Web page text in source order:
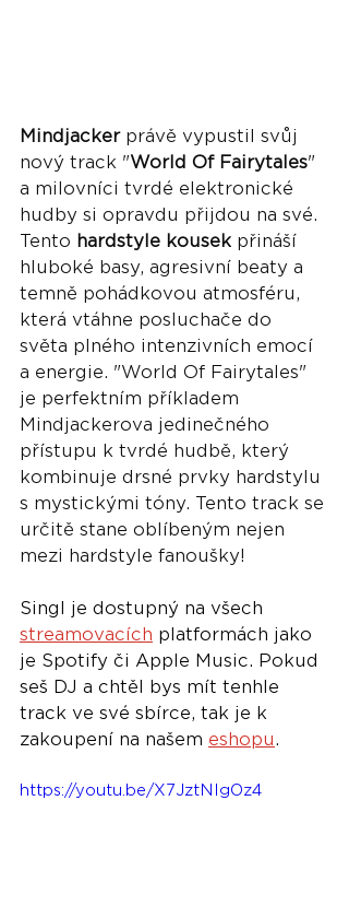
Mindjacker právě vypustil svůj
nový track "World Of Fairytales"
a milovníci tvrdé elektronické
hudby si opravdu přijdou na své.
Tento hardstyle kousek přináší
hluboké basy, agresivní beaty a
temně pohádkovou atmosféru,
která vtáhne posluchače do
světa plného intenzivních emocí
a energie. "World Of Fairytales"
je perfektním příkladem
Mindjackerova jedinečného
přístupu k tvrdé hudbě, který
kombinuje drsné prvky hardstylu
s mystickými tóny. Tento track se
určitě stane oblíbeným nejen
mezi hardstyle fanoušky!
Singl je dostupný na všech
streamovacích platformách jako
je Spotify či Apple Music. Pokud
seš DJ a chtěl bys mít tenhle
track ve své sbírce, tak je k
zakoupení na našem eshopu.
https://youtu.be/X7JztNIgOz4